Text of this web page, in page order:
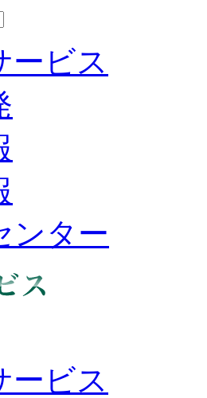
ービス
ンター
ービス